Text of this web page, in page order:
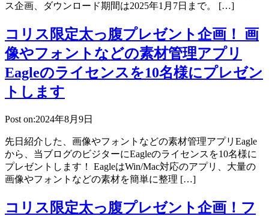
ス企画、ダウンロード期間は2025年1月7日まで。 […]
コリス限定太っ腹プレゼント企画！ 画
像やフォントなどの素材管理アプリ
Eagleのライセンスを10名様にプレゼン
トします
Post on:2024年8月9日
先日紹介した、画像やフォントなどの素材管理アプリEagle
から、当ブログのビジターにEagleのライセンスを10名様に
プレゼントします！ EagleはWin/Mac対応のアプリ、大量の
画像やフォントなどの素材を簡単に整理 […]
コリス限定太っ腹プレゼント企画！フ